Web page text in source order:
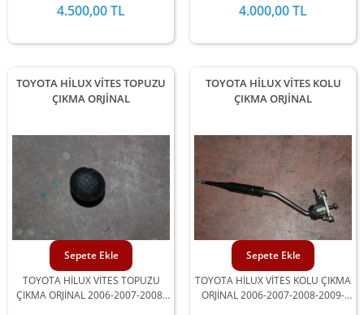
ARALIĞINDA STOKLARIMIZDA
4.500,00 TL
ARALIĞINDA STOKLARIMIZDA
4.000,00 TL
TOYOTA HİLUX VİTES TOPUZU
ÇIKMA ORJİNAL
TOYOTA HİLUX VİTES TOPUZU
ÇIKMA ORJİNAL 2006-2007-2008-
Sepete Ekle
TOYOTA HİLUX VİTES KOLU
ÇIKMA ORJİNAL
TOYOTA HİLUX VİTES KOLU ÇIKMA
ORJİNAL 2006-2007-2008-2009-
Sepete Ekle